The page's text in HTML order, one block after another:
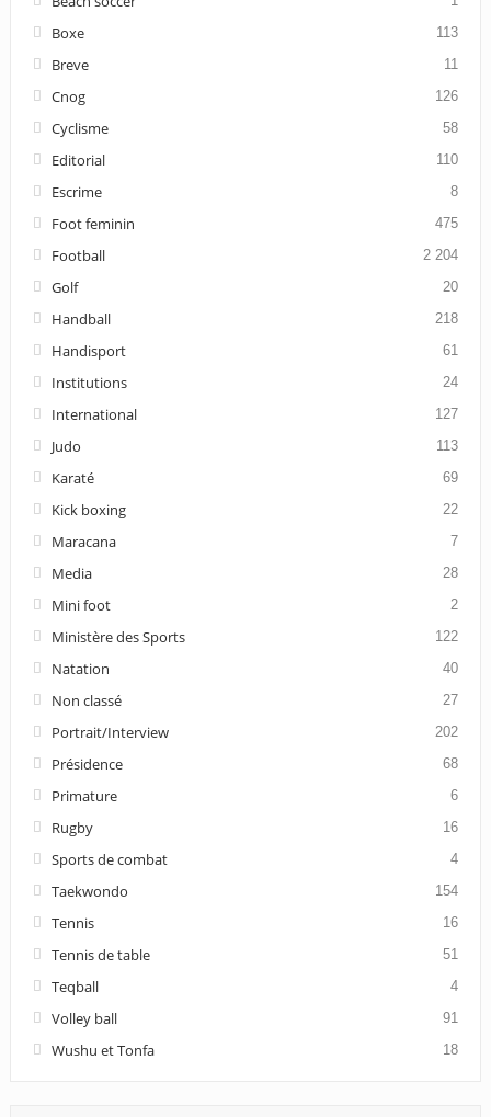
Boxe 113
Breve 11
Cnog 126
Cyclisme 58
Editorial 110
Escrime 8
Foot feminin 475
Football 2 204
Golf 20
Handball 218
Handisport 61
Institutions 24
International 127
Judo 113
Karaté 69
Kick boxing 22
Maracana 7
Media 28
Mini foot 2
Ministère des Sports 122
Natation 40
Non classé 27
Portrait/Interview 202
Présidence 68
Primature 6
Rugby 16
Sports de combat 4
Taekwondo 154
Tennis 16
Tennis de table 51
Teqball 4
Volley ball 91
Wushu et Tonfa 18